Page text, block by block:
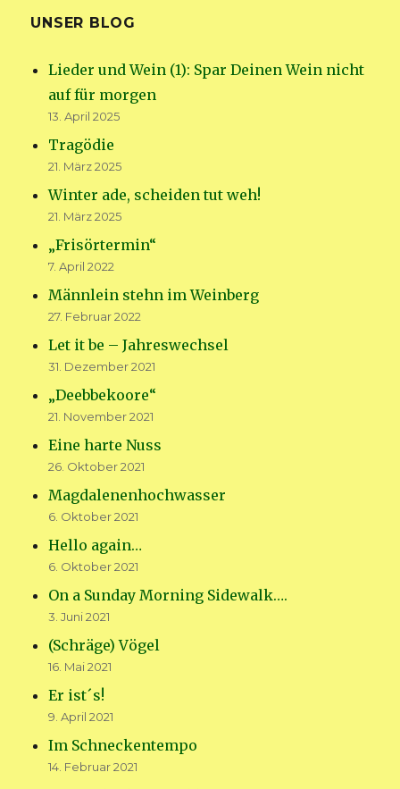
UNSER BLOG
Lieder und Wein (1): Spar Deinen Wein nicht
auf für morgen
13. April 2025
Tragödie
21. März 2025
Winter ade, scheiden tut weh!
21. März 2025
„Frisörtermin“
7. April 2022
Männlein stehn im Weinberg
27. Februar 2022
Let it be – Jahreswechsel
31. Dezember 2021
„Deebbekoore“
21. November 2021
Eine harte Nuss
26. Oktober 2021
Magdalenenhochwasser
6. Oktober 2021
Hello again…
6. Oktober 2021
On a Sunday Morning Sidewalk….
3. Juni 2021
(Schräge) Vögel
16. Mai 2021
Er ist´s!
9. April 2021
Im Schneckentempo
14. Februar 2021